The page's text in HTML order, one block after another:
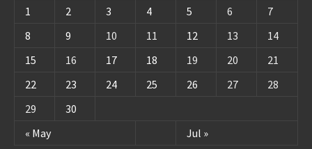
« May Jul »
1 2 3 4 5 6
7
8
9 10 11 12 13
14
15
16 17 18 19 20
21
22
23 24 25 26 27
28
29
30